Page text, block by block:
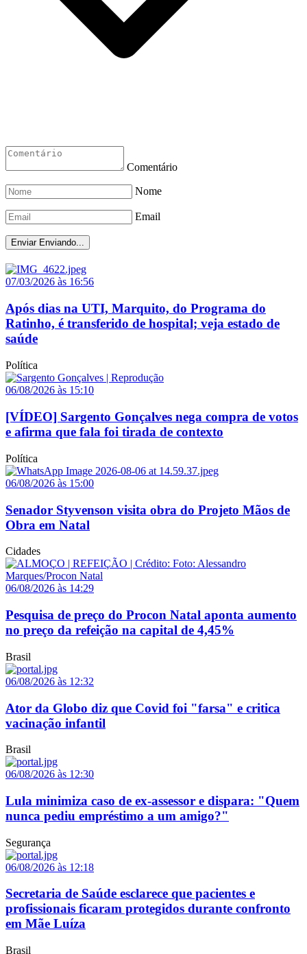
Comentário
Nome
Email
Enviar Enviando...
07/03/2026 às 16:56
Após dias na UTI, Marquito, do Programa do
Ratinho, é transferido de hospital; veja estado de
saúde
Política
06/08/2026 às 15:10
[VÍDEO] Sargento Gonçalves nega compra de votos
e afirma que fala foi tirada de contexto
Política
06/08/2026 às 15:00
Senador Styvenson visita obra do Projeto Mãos de
Obra em Natal
Cidades
06/08/2026 às 14:29
Pesquisa de preço do Procon Natal aponta aumento
no preço da refeição na capital de 4,45%
Brasil
06/08/2026 às 12:32
Ator da Globo diz que Covid foi "farsa" e critica
vacinação infantil
Brasil
06/08/2026 às 12:30
Lula minimiza caso de ex-assessor e dispara: "Quem
nunca pediu empréstimo a um amigo?"
Segurança
06/08/2026 às 12:18
Secretaria de Saúde esclarece que pacientes e
profissionais ficaram protegidos durante confronto
em Mãe Luíza
Brasil